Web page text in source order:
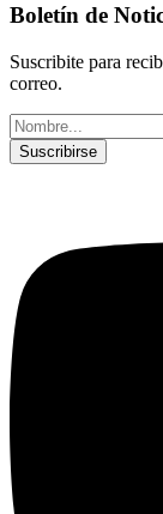
Boletín de
Suscribite para
correo.
Suscribirse